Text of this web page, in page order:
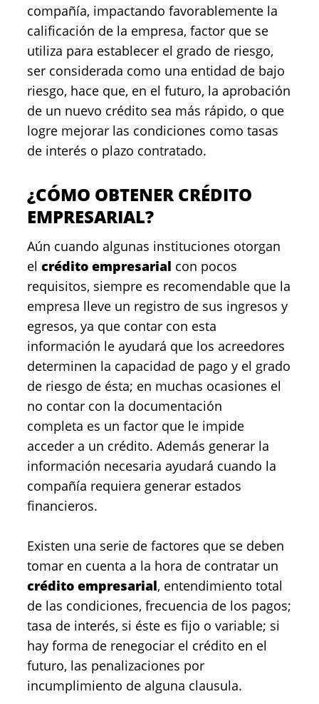
compañía, impactando favorablemente la
calificación de la empresa, factor que se
utiliza para establecer el grado de riesgo,
ser considerada como una entidad de bajo
riesgo, hace que, en el futuro, la aprobación
de un nuevo crédito sea más rápido, o que
logre mejorar las condiciones como tasas
de interés o plazo contratado.
¿CÓMO OBTENER CRÉDITO
EMPRESARIAL?
Aún cuando algunas instituciones otorgan
el crédito empresarial con pocos
requisitos, siempre es recomendable que la
empresa lleve un registro de sus ingresos y
egresos, ya que contar con esta
información le ayudará que los acreedores
determinen la capacidad de pago y el grado
de riesgo de ésta; en muchas ocasiones el
no contar con la documentación
completa es un factor que le impide
acceder a un crédito. Además generar la
información necesaria ayudará cuando la
compañía requiera generar estados
financieros.
Existen una serie de factores que se deben
tomar en cuenta a la hora de contratar un
crédito empresarial, entendimiento total
de las condiciones, frecuencia de los pagos;
tasa de interés, si éste es fijo o variable; si
hay forma de renegociar el crédito en el
futuro, las penalizaciones por
incumplimiento de alguna clausula.